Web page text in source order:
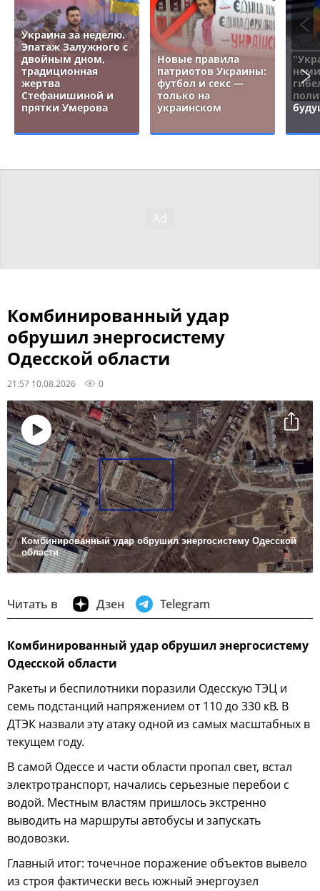
Украина за неделю.
Эпатаж Залужного с
двойным дном,
традиционная
жертва
Стефанишиной и
прятки Умерова
Новые правила
патриотов Украины:
футбол и секс —
только на
украинском
Комбинированный удар
обрушил энергосистему
Одесской области
21:57 10.08.2026 0
Воспроизвести
видео
Комбинированный удар обрушил энергосистему Одесской
области
Читать в Дзен Telegram
Комбинированный удар обрушил энергосистему
Одесской области
Ракеты и беспилотники поразили Одесскую ТЭЦ и
семь подстанций напряжением от 110 до 330 кВ. В
ДТЭК назвали эту атаку одной из самых масштабных в
текущем году.
В самой Одессе и части области пропал свет, встал
электротранспорт, начались серьезные перебои с
водой. Местным властям пришлось экстренно
выводить на маршруты автобусы и запускать
водовозки.
Главный итог: точечное поражение объектов вывело
из строя фактически весь южный энергоузел